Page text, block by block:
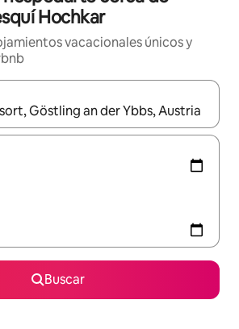
Hochkar
vacacionales únicos y
estén disponibles, podrás navegar
Buscar